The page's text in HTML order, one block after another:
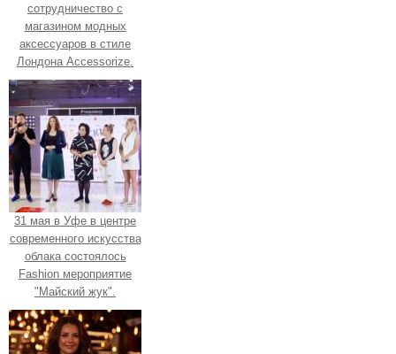
сотрудничество с
магазином модных
аксессуаров в стиле
Лондона Accessorize.
31 мая в Уфе в центре
современного искусства
облака состоялось
Fashion мероприятие
"Майский жук".